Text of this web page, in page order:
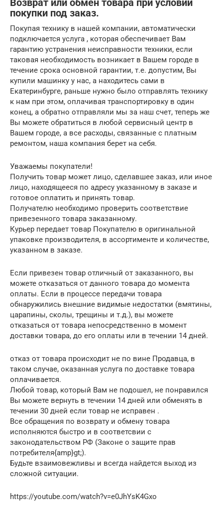
Возврат или обмен товара при условии
покупки под заказ.
Покупая технику в нашей компании, автоматически
подключается услуга , которая обеспечивает Вам
гарантию устранения неисправности техники, если
таковая необходимость возникает в Вашем городе в
течение срока основной гарантии, т.е. допустим, Вы
купили машинку у нас, а находитесь сами в
Екатеринбурге, раньше нужно было отправлять технику
к нам при этом, оплачивая транспортировку в один
конец, а обратно отправляли мы за наш счет, теперь же
Вы можете обратиться в любой сервисный центр в
Вашем городе, а все расходы, связанные с платным
ремонтом, наша компания берет на себя.
Уважаемы покупатели!
Получить товар может лицо, сделавшее заказ, или иное
лицо, находящееся по адресу указанному в заказе и
готовое оплатить и принять товар.
Получателю необходимо проверить соответствие
привезенного товара заказанному.
Курьер передает товар Покупателю в оригинальной
упаковке производителя, в ассортименте и количестве,
указанном в заказе.
Если привезен товар отличный от заказанного, вы
можете отказаться от данного товара до момента
оплаты. Если в процессе передачи товара
обнаружились внешние видимые недостатки (вмятины,
царапины, сколы, трещины и т.д.), вы можете
отказаться от товара непосредственно в момент
доставки товара, до его оплаты или в течении 14 дней.
отказ от товара происходит не по вине Продавца, в
таком случае, оказанная услуга по доставке товара
оплачивается.
Любой товар, который Вам не подошел, не понравился
Вы можете вернуть в течении 14 дней или обменять в
течении 30 дней если товар не исправен .
Все обращения по возврату и обмену товара
исполняются быстро и в соответсвии с
законодательством РФ (Законе о защите прав
потребителя{amp}gt;).
Будьте взаимовежливы и всегда найдется выход из
сложной ситуации.
https://youtube.com/watch?v=e0JhYsK4Gxo